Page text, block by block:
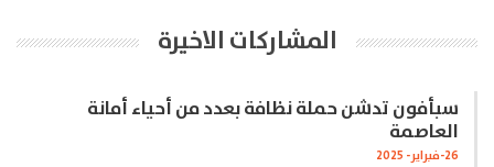
المشاركات الاخيرة
سبأفون تدشن حملة نظافة بعدد من أحياء أمانة
العاصمة
26-فبراير- 2025